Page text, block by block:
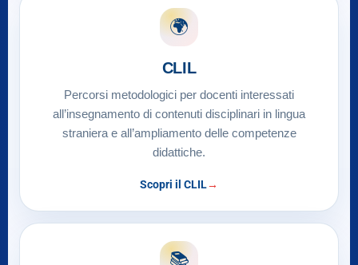
🌍
CLIL
Percorsi metodologici per docenti interessati
all’insegnamento di contenuti disciplinari in lingua
straniera e all’ampliamento delle competenze
didattiche.
Scopri il CLIL
📚